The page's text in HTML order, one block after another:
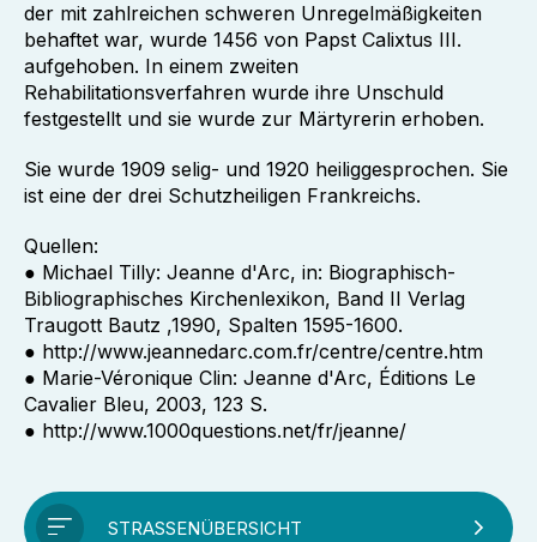
der mit zahlreichen schweren Unregelmäßigkeiten
behaftet war, wurde 1456 von Papst Calixtus III.
aufgehoben. In einem zweiten
Rehabilitationsverfahren wurde ihre Unschuld
festgestellt und sie wurde zur Märtyrerin erhoben.
Sie wurde 1909 selig- und 1920 heiliggesprochen. Sie
ist eine der drei Schutzheiligen Frankreichs.
Quellen:
● Michael Tilly: Jeanne d'Arc, in: Biographisch-
Bibliographisches Kirchenlexikon, Band II Verlag
Traugott Bautz ,1990, Spalten 1595-1600.
● http://www.jeannedarc.com.fr/centre/centre.htm
● Marie-Véronique Clin: Jeanne d'Arc, Éditions Le
Cavalier Bleu, 2003, 123 S.
● http://www.1000questions.net/fr/jeanne/
STRASSENÜBERSICHT